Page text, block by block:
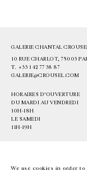
We use cookies in order
GALERIE CHANTAL
10 RUE CHARLOT, 75003
T. +33 1 42 77 38 87
GALERIE@CROUSEL.COM
HORAIRES D'OUVERTURE
DU MARDI AU VENDREDI
10H-18H
LE SAMEDI
11H-19H